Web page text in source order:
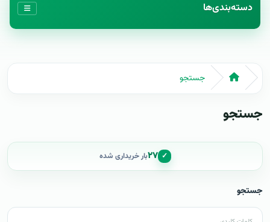
دسته‌بندی‌ها
جستجو
جستجو
✓ ۲۷بار خریداری شده
جستجو